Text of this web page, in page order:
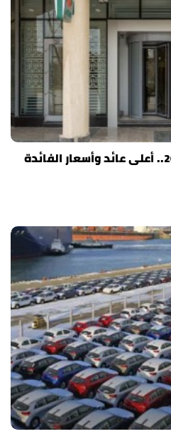
شهادات البنك الأهلي 2026.. أعلى عائد وأسعار الفائدة